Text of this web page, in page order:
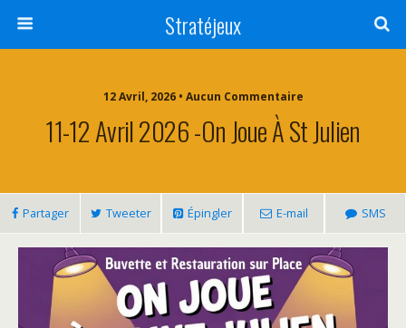
Stratéjeux
12 Avril, 2026 • Aucun Commentaire
11-12 Avril 2026 -On Joue À St Julien
Partager Tweeter Épingler E-mail SMS